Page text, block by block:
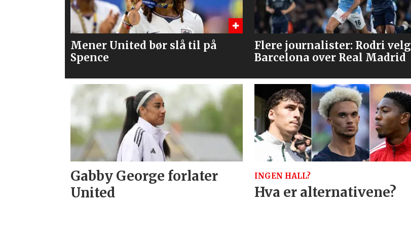
Flere journalister: Rodri velger
Barcelona over Real Madrid
Bruno og Cunha, men venter
med Tielemans?
Gabby George forlater
United
INGEN HALL?
Hva er alternativene?